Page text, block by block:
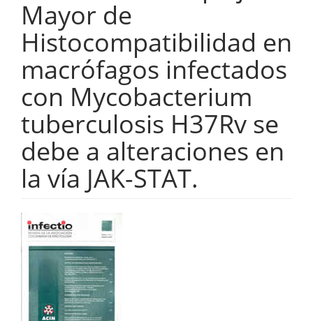
Mayor de
Histocompatibilidad en
macrófagos infectados
con Mycobacterium
tuberculosis H37Rv se
debe a alteraciones en
la vía JAK-STAT.
Barra
lateral
del
artículo